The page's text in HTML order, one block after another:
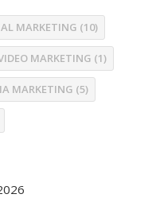
MARKETING (10)
MARKETING (1)
MARKETING (5)